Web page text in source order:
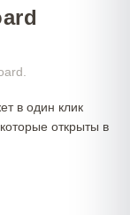
в один клик
открыты в